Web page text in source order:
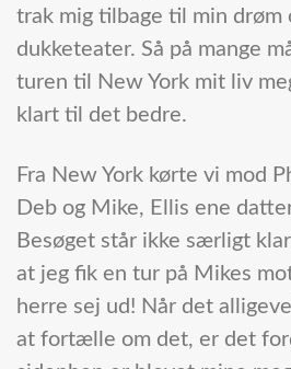
trak mig tilbage til min drøm
dukketeater. Så på mange
turen til New York mit liv
klart til det bedre.
Fra New York kørte vi mod
Deb og Mike, Ellis ene
Besøget står ikke særligt
at jeg fik en tur på Mikes
herre sej ud! Når det
at fortælle om det, er det